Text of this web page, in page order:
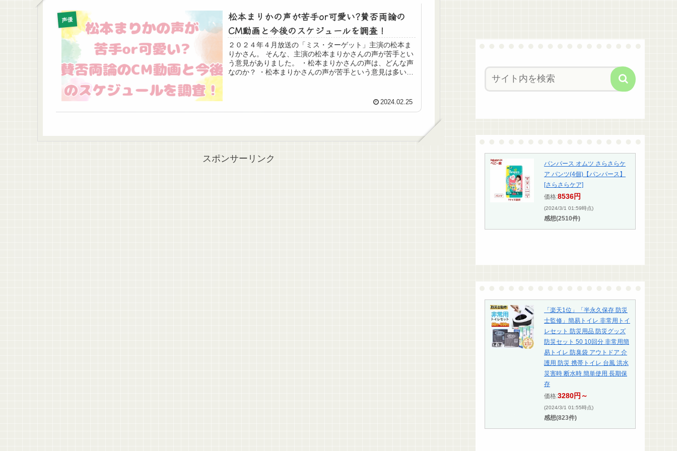
声優
松本まりかの声が苦手or可愛い?賛否両論の
CM動画と今後のスケジュールを調査！
２０２４年４月放送の「ミス・ターゲット」主演の松本ま
りかさん。 そんな、主演の松本まりかさんの声が苦手とい
う意見がありました。 ・松本まりかさんの声は、どんな声
なのか？ ・松本まりかさんの声が苦手という意見は多いの
2024.02.25
スポンサーリンク
パンパース オムツ さらさらケ
ア パンツ(4個)【パンパース】
[さらさらケア]
価格:8536円
(2024/3/1 01:59時点)
感想(2510件)
「楽天1位」「半永久保存 防災
士監修」簡易トイレ 非常用トイ
レセット 防災用品 防災グッズ
防災セット 50 10回分 非常用簡
易トイレ 防臭袋 アウトドア 介
護用 防災 携帯トイレ 台風 洪水
災害時 断水時 簡単使用 長期保
存
価格:3280円～
(2024/3/1 01:55時点)
感想(823件)